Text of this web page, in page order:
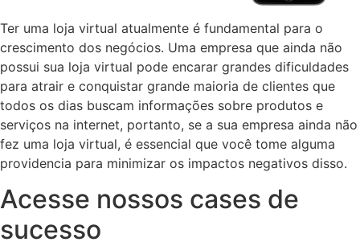
Ter uma loja virtual atualmente é fundamental para o
crescimento dos negócios. Uma empresa que ainda não
possui sua loja virtual pode encarar grandes dificuldades
para atrair e conquistar grande maioria de clientes que
todos os dias buscam informações sobre produtos e
serviços na internet, portanto, se a sua empresa ainda não
fez uma loja virtual, é essencial que você tome alguma
providencia para minimizar os impactos negativos disso.
Acesse nossos cases de
sucesso